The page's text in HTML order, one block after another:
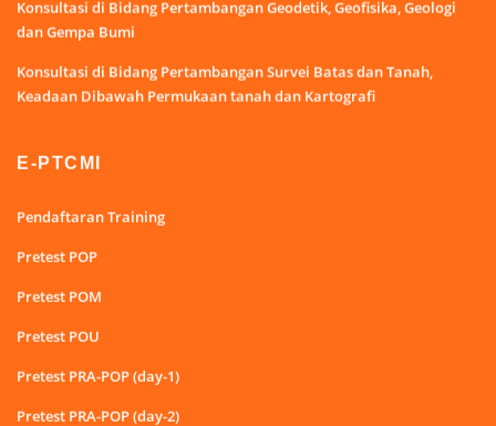
dan Gempa Bumi
Konsultasi di Bidang Pertambangan Survei Batas dan Tanah,
Keadaan Dibawah Permukaan tanah dan Kartografi
E-PTCMI
Pendaftaran Training
Pretest POP
Pretest POM
Pretest POU
Pretest PRA-POP (day-1)
Pretest PRA-POP (day-2)